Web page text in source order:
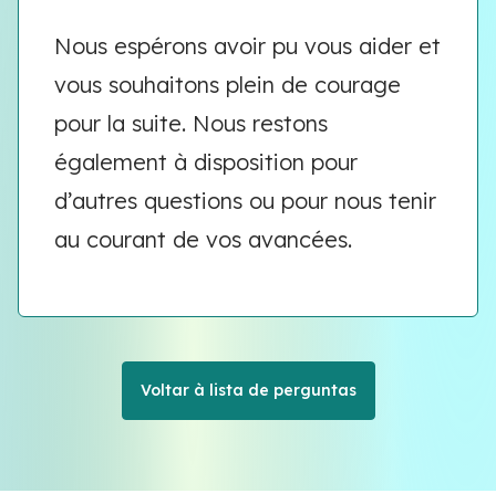
Nous espérons avoir pu vous aider et
vous souhaitons plein de courage
pour la suite. Nous restons
également à disposition pour
d’autres questions ou pour nous tenir
au courant de vos avancées.
Voltar à lista de perguntas